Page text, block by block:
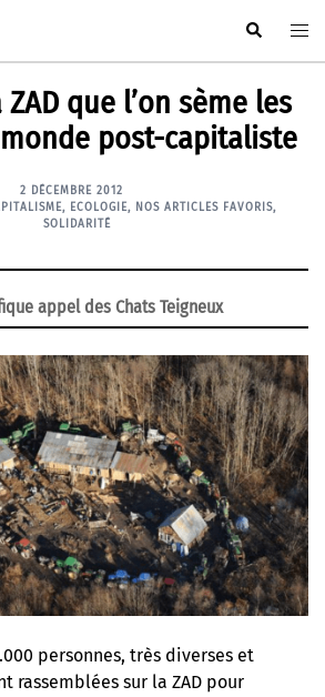
Rechercher
ZAD que l’on sème les
post-capitaliste
2 DÉCEMBRE 2012
, ECOLOGIE, NOS ARTICLES FAVORIS,
SOLIDARITÉ
appel des Chats Teigneux
personnes, très diverses et
rassemblées sur la ZAD pour